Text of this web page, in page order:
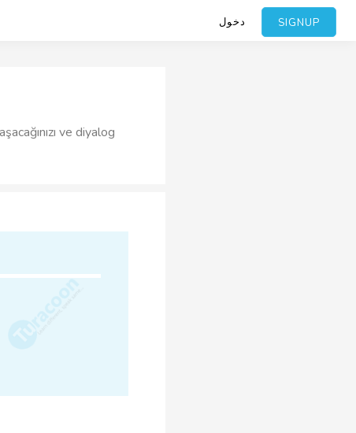
دخول SIGNUP
ve diyalog